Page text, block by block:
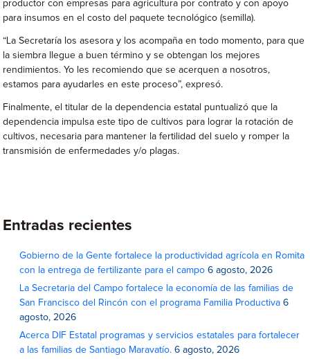
productor con empresas para agricultura por contrato y con apoyo
para insumos en el costo del paquete tecnológico (semilla).
“La Secretaría los asesora y los acompaña en todo momento, para que
la siembra llegue a buen término y se obtengan los mejores
rendimientos. Yo les recomiendo que se acerquen a nosotros,
estamos para ayudarles en este proceso”, expresó.
Finalmente, el titular de la dependencia estatal puntualizó que la
dependencia impulsa este tipo de cultivos para lograr la rotación de
cultivos, necesaria para mantener la fertilidad del suelo y romper la
transmisión de enfermedades y/o plagas.
Entradas recientes
Gobierno de la Gente fortalece la productividad agrícola en Romita
con la entrega de fertilizante para el campo 6 agosto, 2026
La Secretaria del Campo fortalece la economía de las familias de
San Francisco del Rincón con el programa Familia Productiva 6
agosto, 2026
Acerca DIF Estatal programas y servicios estatales para fortalecer
a las familias de Santiago Maravatío. 6 agosto, 2026